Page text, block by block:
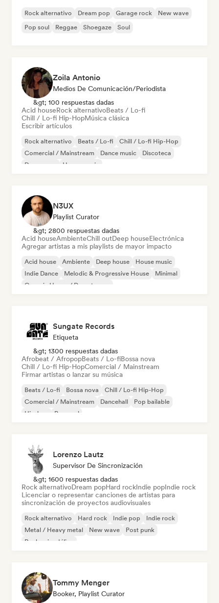
Rock alternativo Dream pop Garage rock
New wave
Pop soul
Reggae Shoegaze Soul
Zoila Antonio
Medios De Comunicación/Periodista
&gt; 100 respuestas dadas
Acid houseRock alternativoBeats / Lo-fi
Chill / Lo-fi Hip-HopMúsica clásica
Escribir artículos
Rock alternativo Beats / Lo-fi
Chill / Lo-fi Hip-Hop
Comercial / Mainstream
Dance music
Discoteca
Dream pop
House music
N3UX
Playlist Curator
&gt; 2800 respuestas dadas
Acid houseAmbienteChill outDeep houseElectrónica
Agregar artistas a mis playlists de mayor impacto
Acid house Ambiente Deep house
House music
Indie Dance
Melodic & Progressive House
Minimal
Organic House / Downtempo
Sungate Records
Etiqueta
&gt; 1300 respuestas dadas
Afrobeat / AfropopBeats / Lo-fiBossa nova
Chill / Lo-fi Hip-HopComercial / Mainstream
Firmar artistas o lanzar su música
Beats / Lo-fi Bossa nova
Chill / Lo-fi Hip-Hop
Comercial / Mainstream
Dancehall
Pop bailable
Hip-hop
Pop soul
Lorenzo Lautz
Supervisor De Sincronización
&gt; 1600 respuestas dadas
Rock alternativoDream popHard rockIndie popIndie rock
Licenciar o representar canciones de artistas para
sincronización de proyectos audiovisuales
Rock alternativo Hard rock Indie pop
Indie rock
Metal / Heavy metal
New wave
Post punk
Rock psicodélico
Tommy Menger
Booker, Playlist Curator